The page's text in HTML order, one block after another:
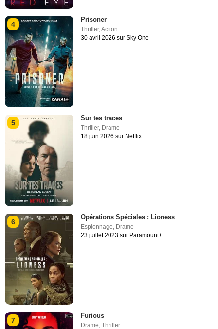
4
Prisoner
Thriller,Action
30 avril 2026 sur Sky One
5
Sur tes traces
Thriller, Drame
18 juin 2026 sur Netflix
6
Opérations Spéciales : Lioness
Espionnage Drame
23 juillet 2023 sur Paramount+
7
Furious
Drame,Thriller